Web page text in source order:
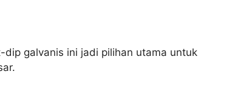
galvanis ini jadi pilihan utama untuk